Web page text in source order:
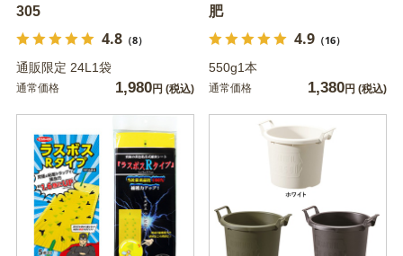
305
4.8（8）
通販限定 24L1袋
通常価格 1,980円 (税込)
肥
4.9（16）
550g1本
通常価格 1,380円 (税込)